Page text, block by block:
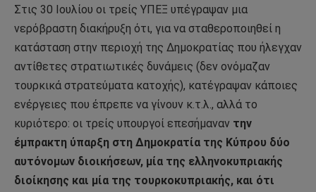
Στις 30 Ιουλίου οι τρείς ΥΠΕΞ υπέγραψαν μια
νερόβραστη διακήρυξη ότι, για να σταθεροποιηθεί η
κατάσταση στην περιοχή της Δημοκρατίας που ήλεγχαν
αντίθετες στρατιωτικές δυνάμεις (δεν ονόμαζαν
τουρκικά στρατεύματα κατοχής), κατέγραψαν κάποιες
ενέργειες που έπρεπε να γίνουν κ.τ.λ., αλλά το
κυριότερο: οι τρείς υπουργοί επεσήμαναν την
έμπρακτη ύπαρξη στη Δημοκρατία της Κύπρου δύο
αυτόνομων διοικήσεων, μία της ελληνοκυπριακής
διοίκησης και μία της τουρκοκυπριακής, και ότι